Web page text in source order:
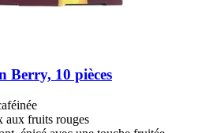
Berry, 10 pièces
aux fruits rouges